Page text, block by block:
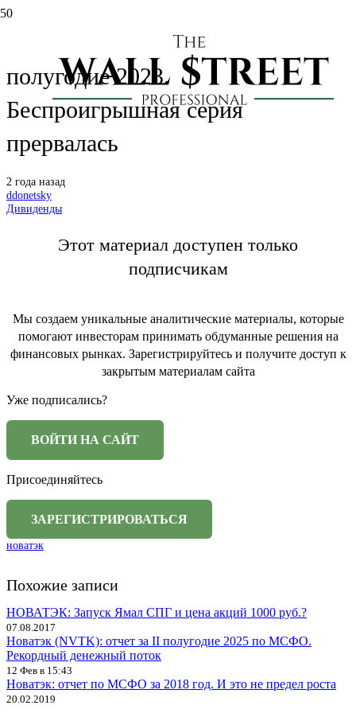
Новатэк: дивиденды за II
полугодие 2023.
Беспроигрышная серия
прервалась
2 года назад
ddonetsky
Дивиденды
Этот материал доступен только
подписчикам
Мы создаем уникальные аналитические материалы, которые
помогают инвесторам принимать обдуманные решения на
финансовых рынках. Зарегистрируйтесь и получите доступ к
закрытым материалам сайта
Уже подписались?
Присоединяйтесь
новатэк
Похожие записи
НОВАТЭК: Запуск Ямал СПГ и цена акций 1000 руб.?
07.08.2017
Новатэк (NVTK): отчет за II полугодие 2025 по МСФО.
Рекордный денежный поток
12 Фев в 15:43
Новатэк: отчет по МСФО за 2018 год. И это не предел роста
20.02.2019